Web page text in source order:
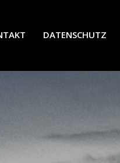
DATENSCHUTZ